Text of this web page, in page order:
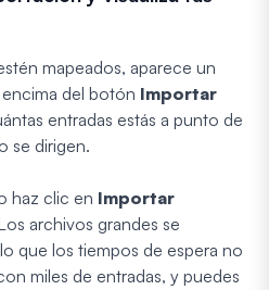
mapeados, aparece un
del botón Importar
entradas estás a punto de
se dirigen.
haz clic en Importar
archivos grandes se
que los tiempos de espera no
miles de entradas, y puedes